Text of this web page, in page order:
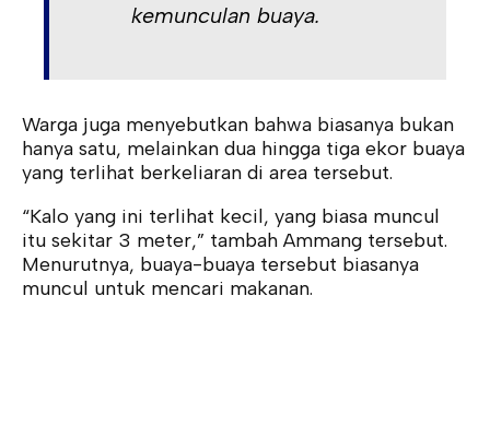
kemunculan buaya.
Warga juga menyebutkan bahwa biasanya bukan
hanya satu, melainkan dua hingga tiga ekor buaya
yang terlihat berkeliaran di area tersebut.
“Kalo yang ini terlihat kecil, yang biasa muncul
itu sekitar 3 meter,” tambah Ammang tersebut.
Menurutnya, buaya-buaya tersebut biasanya
muncul untuk mencari makanan.